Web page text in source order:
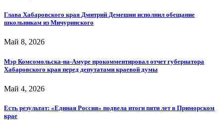
Глава Хабаровского края Дмитрий Демешин исполнил обещание
школьникам из Мичуринского
Май 8, 2026
Мэр Комсомольска-на-Амуре прокомментировал отчет губернатора
Хабаровского края перед депутатами краевой думы
Май 4, 2026
Есть результат: «Единая Россия» подвела итоги пяти лет в Приморском
крае